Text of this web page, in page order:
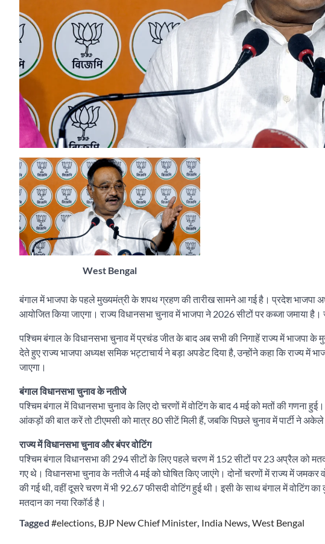
West Bengal
बंगाल में भाजपा के पहले मुख्यमंत्री के शपथ ग्रहण की तारीख सामने आ गई है। प्रदेश भाजपा
आयोजित किया जाएगा। राज्य विधानसभा चुनाव में भाजपा ने 2026 सीटों पर कब्जा जमाया है।
पश्चिम बंगाल के विधानसभा चुनाव में प्रचंड जीत के बाद अब सभी की निगाहें राज्य में भाजपा
देते हुए राज्य भाजपा अध्यक्ष समिक भट्टाचार्य ने बड़ा अपडेट दिया है, उन्होंने कहा कि राज्य
जाएगा।
बंगाल विधानसभा चुनाव के नतीजे
पश्चिम बंगाल में विधानसभा चुनाव के लिए दो चरणों में वोटिंग के बाद 4 मई को मतों की गणना
आंकड़ों की बात करें तो टीएमसी को मात्र 80 सीटें मिली हैं, जबकि पिछले चुनाव में पार्टी ने
राज्य में विधानसभा चुनाव और बंपर वोटिंग
पश्चिम बंगाल विधानसभा की 294 सीटों के लिए पहले चरण में 152 सीटों पर 23 अप्रैल को
गए थे। विधानसभा चुनाव के नतीजे 4 मई को घोषित किए जाएंगे। दोनों चरणों में राज्य में
की गई थी, वहीं दूसरे चरण में भी 92.67 फीसदी वोटिंग हुई थी। इसी के साथ बंगाल में वोटिंग
मतदान का नया रिकॉर्ड है।
Tagged #elections BJP New Chief Minister India News West Bengal